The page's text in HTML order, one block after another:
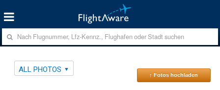
ALL PHOTOS
↑ Fotos hochladen